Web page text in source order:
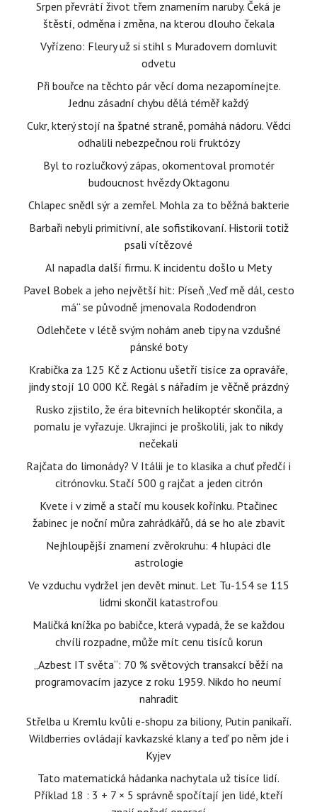
Srpen převrátí život třem znamením naruby. Čeká je
štěstí, odměna i změna, na kterou dlouho čekala
Vyřízeno: Fleury už si stihl s Muradovem domluvit
odvetu
Při bouřce na těchto pár věcí doma nezapomínejte.
Jednu zásadní chybu dělá téměř každý
Cukr, který stojí na špatné straně, pomáhá nádoru. Vědci
odhalili nebezpečnou roli fruktózy
Byl to rozlučkový zápas, okomentoval promotér
budoucnost hvězdy Oktagonu
Chlapec snědl sýr a zemřel. Mohla za to běžná bakterie
Barbaři nebyli primitivní, ale sofistikovaní. Historii totiž
psali vítězové
AI napadla další firmu. K incidentu došlo u Mety
Pavel Bobek a jeho největší hit: Píseň „Veď mě dál, cesto
má“ se původně jmenovala Rododendron
Odlehčete v létě svým nohám aneb tipy na vzdušné
pánské boty
Krabička za 125 Kč z Actionu ušetří tisíce za opraváře,
jindy stojí 10 000 Kč. Regál s nářadím je věčně prázdný
Rusko zjistilo, že éra bitevních helikoptér skončila, a
pomalu je vyřazuje. Ukrajinci je proškolili, jak to nikdy
nečekali
Rajčata do limonády? V Itálii je to klasika a chuť předčí i
citrónovku. Stačí 500 g rajčat a jeden citrón
Kvete i v zimě a stačí mu kousek kořínku. Ptačinec
žabinec je noční můra zahrádkářů, dá se ho ale zbavit
Nejhloupější znamení zvěrokruhu: 4 hlupáci dle
astrologie
Ve vzduchu vydržel jen devět minut. Let Tu-154 se 115
lidmi skončil katastrofou
Maličká knížka po babičce, která vypadá, že se každou
chvíli rozpadne, může mít cenu tisíců korun
„Azbest IT světa“: 70 % světových transakcí běží na
programovacím jazyce z roku 1959. Nikdo ho neumí
nahradit
Střelba u Kremlu kvůli e-shopu za biliony, Putin panikaří.
Wildberries ovládají kavkazské klany a teď po něm jde i
Kyjev
Tato matematická hádanka nachytala už tisíce lidí.
Příklad 18 : 3 + 7 × 5 správně spočítají jen lidé, kteří